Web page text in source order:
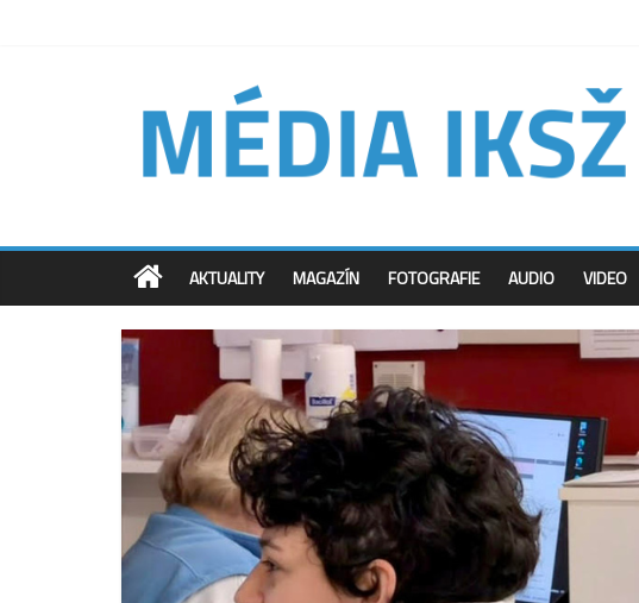
AKTUALITY MAGAZÍN FOTOGRAFIE AUDIO VIDEO